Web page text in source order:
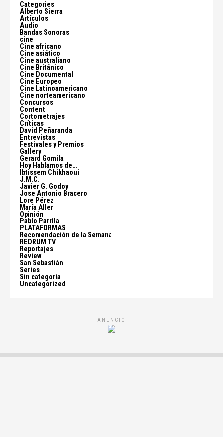
Categories
Alberto Sierra
Artículos
Audio
Bandas Sonoras
cine
Cine africano
Cine asiático
Cine australiano
Cine Británico
Cine Documental
Cine Europeo
Cine Latinoamericano
Cine norteamericano
Concursos
Content
Cortometrajes
Críticas
David Peñaranda
Entrevistas
Festivales y Premios
Gallery
Gerard Gomila
Hoy Hablamos de…
Ibtissem Chikhaoui
J.M.C.
Javier G. Godoy
Jose Antonio Bracero
Lore Pérez
María Aller
Opinión
Pablo Parrila
PLATAFORMAS
Recomendación de la Semana
REDRUM TV
Reportajes
Review
San Sebastián
Series
Sin categoría
Uncategorized
ANUNCIO